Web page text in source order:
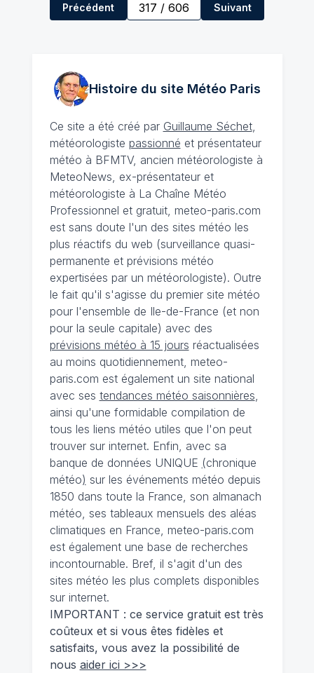
Précédent 317 / 606 Suivant
Histoire du site MétéoParis
Ce site a été créé par Guillaume Séchet,
météorologiste passionné et présentateur
météo à BFMTV, ancien météorologiste à
MeteoNews, ex-présentateur et
météorologiste à La Chaîne Météo
Professionnel et gratuit, meteo-paris.com
est sans doute l'un des sites météo les
plus réactifs du web (surveillance quasi-
permanente et prévisions météo
expertisées par un météorologiste). Outre
le fait qu'il s'agisse du premier site météo
pour l'ensemble de Ile-de-France (et non
pour la seule capitale) avec des
prévisions météo à 15 jours réactualisées
au moins quotidiennement, meteo-
paris.com est également un site national
avec ses tendances météo saisonnières,
ainsi qu'une formidable compilation de
tous les liens météo utiles que l'on peut
trouver sur internet. Enfin, avec sa
banque de données UNIQUE (chronique
météo) sur les événements météo depuis
1850 dans toute la France, son almanach
météo, ses tableaux mensuels des aléas
climatiques en France, meteo-paris.com
est également une base de recherches
incontournable. Bref, il s'agit d'un des
sites météo les plus complets disponibles
sur internet.
IMPORTANT : ce service gratuit est très
coûteux et si vous êtes fidèles et
satisfaits, vous avez la possibilité de
nous aider ici >>>